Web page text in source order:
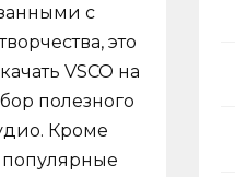
с
это
VSCO на
полезного
Кроме
популярные